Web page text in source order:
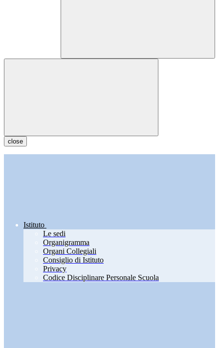
close
Istituto
Le sedi
Organigramma
Organi Collegiali
Consiglio di Istituto
Privacy
Codice Disciplinare Personale Scuola